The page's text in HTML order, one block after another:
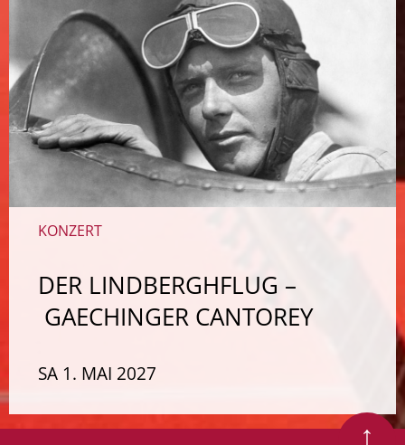
KONZERT
DER LINDBERGHFLUG –
GAECHINGER CANTOREY
SA 1. MAI 2027